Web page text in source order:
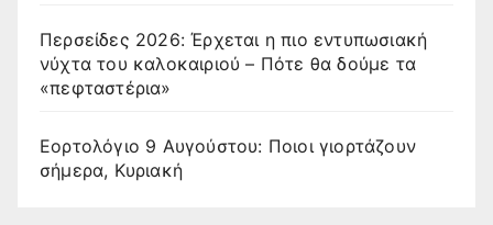
Περσείδες 2026: Έρχεται η πιο εντυπωσιακή
νύχτα του καλοκαιριού – Πότε θα δούμε τα
«πεφταστέρια»
Εορτολόγιο 9 Αυγούστου: Ποιοι γιορτάζουν
σήμερα, Κυριακή